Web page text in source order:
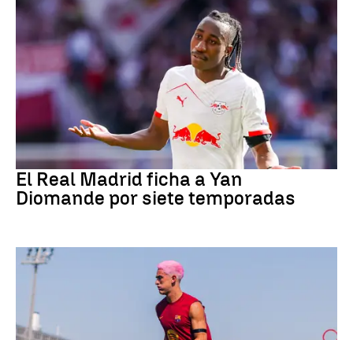
Fútbol
El Real Madrid ficha a Yan
Diomande por siete temporadas